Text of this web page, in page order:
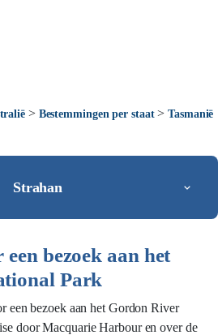
> Bestemmingen per staat>Tasmanië
Strahan
bezoek aan het
Park
een bezoek aan het Gordon River
door Macquarie Harbour en over de